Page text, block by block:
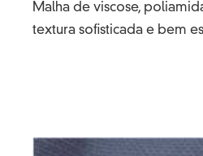
Malha de viscose,
textura sofisticada e bem